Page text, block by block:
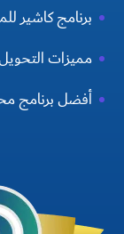
برنامج كاشير
مميزات التحويل
أفضل برنامج